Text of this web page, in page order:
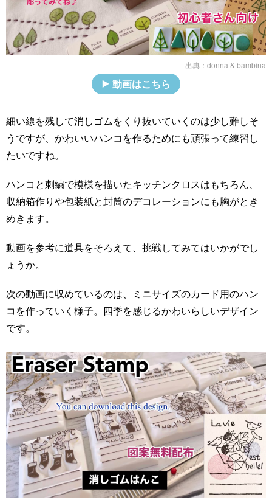
出典： donna & bambina
動画はこちら
細い線を残して消しゴムをくり抜いていくのは少し難しそ
うですが、かわいいハンコを作るためにも頑張って練習し
たいですね。
ハンコと刺繍で模様を描いたキッチンクロスはもちろん、
収納箱作りや包装紙と封筒のデコレーションにも胸がとき
めきます。
動画を参考に道具をそろえて、挑戦してみてはいかがでし
ょうか。
次の動画に収めているのは、ミニサイズのカード用のハン
コを作っていく様子。四季を感じるかわいらしいデザイン
です。